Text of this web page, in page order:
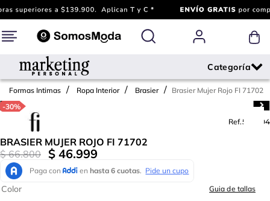
Formas Intimas Ropa Interior Brasier
Brasier Mujer Rojo FI 71702
-30%
Ref.589704
BRASIER MUJER ROJO FI 71702
$ 66.800 $ 46.999
Color Guia de tallas